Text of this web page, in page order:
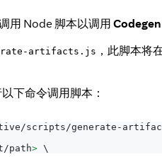
用 Node 脚本以调用 Codegen
artifacts.js ，此脚本将
下命令调用脚本：
scripts/generate-
path> \